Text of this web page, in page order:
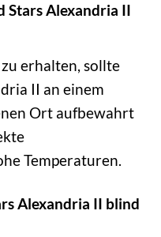
Stars Alexandria II
erhalten, sollte
II an einem
Ort aufbewahrt
Temperaturen.
Alexandria II blind